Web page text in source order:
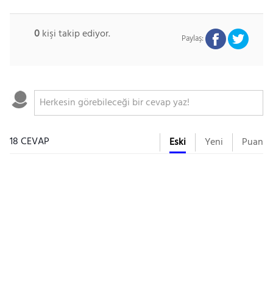
0kişi takip ediyor. Paylaş:
18 CEVAP Eski Yeni Puan